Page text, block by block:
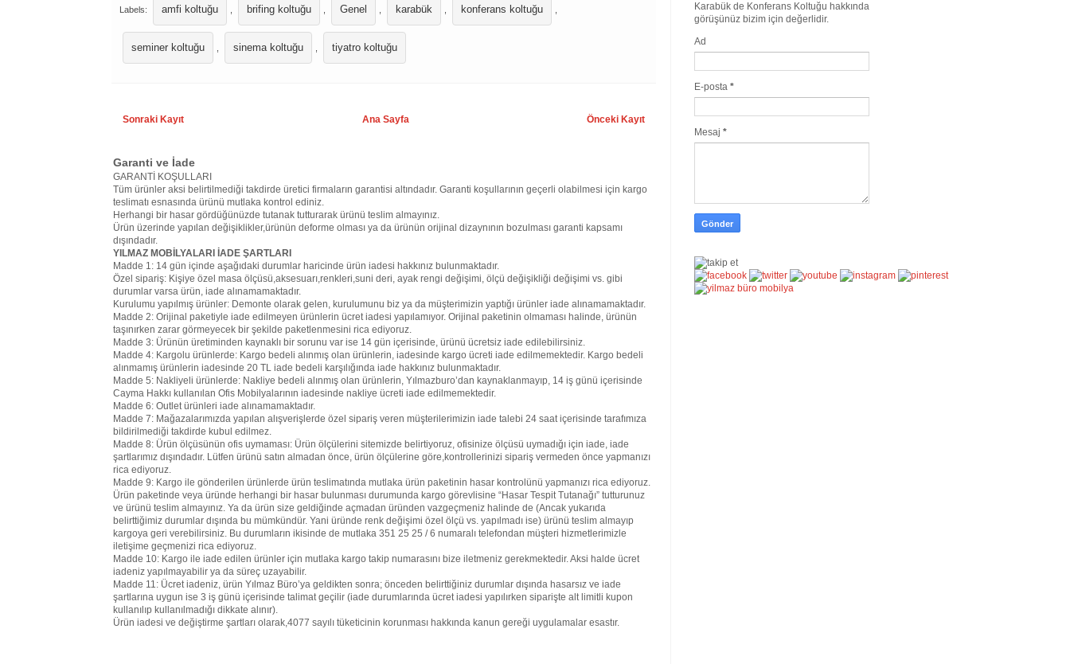
Labels: amfi koltuğu brifing koltuğu Genel karabük konferans koltuğu
seminer koltuğu sinema koltuğu tiyatro koltuğu
Sonraki Kayıt Önceki Kayıt
Ana Sayfa
Garanti ve İade
GARANTİ KOŞULLARI
Tüm ürünler aksi belirtilmediği takdirde üretici firmaların garantisi altındadır. Garanti koşullarının geçerli olabilmesi için kargo
teslimatı esnasında ürünü mutlaka kontrol ediniz.
Herhangi bir hasar gördüğünüzde tutanak tutturarak ürünü teslim almayınız.
Ürün üzerinde yapılan değişiklikler,ürünün deforme olması ya da ürünün orijinal dizaynının bozulması garanti kapsamı
dışındadır.
YILMAZ MOBİLYALARI İADE ŞARTLARI
Madde 1: 14 gün içinde aşağıdaki durumlar haricinde ürün iadesi hakkınız bulunmaktadır.
Özel sipariş: Kişiye özel masa ölçüsü,aksesuarı,renkleri,suni deri, ayak rengi değişimi, ölçü değişikliği değişimi vs. gibi
durumlar varsa ürün, iade alınamamaktadır.
Kurulumu yapılmış ürünler: Demonte olarak gelen, kurulumunu biz ya da müşterimizin yaptığı ürünler iade alınamamaktadır.
Madde 2: Orijinal paketiyle iade edilmeyen ürünlerin ücret iadesi yapılamıyor. Orijinal paketinin olmaması halinde, ürünün
taşınırken zarar görmeyecek bir şekilde paketlenmesini rica ediyoruz.
Madde 3: Ürünün üretiminden kaynaklı bir sorunu var ise 14 gün içerisinde, ürünü ücretsiz iade edilebilirsiniz.
Madde 4: Kargolu ürünlerde: Kargo bedeli alınmış olan ürünlerin, iadesinde kargo ücreti iade edilmemektedir. Kargo bedeli
alınmamış ürünlerin iadesinde 20 TL iade bedeli karşılığında iade hakkınız bulunmaktadır.
Madde 5: Nakliyeli ürünlerde: Nakliye bedeli alınmış olan ürünlerin, Yılmazburo’dan kaynaklanmayıp, 14 iş günü içerisinde
Cayma Hakkı kullanılan Ofis Mobilyalarının iadesinde nakliye ücreti iade edilmemektedir.
Madde 6: Outlet ürünleri iade alınamamaktadır.
Madde 7: Mağazalarımızda yapılan alışverişlerde özel sipariş veren müşterilerimizin iade talebi 24 saat içerisinde tarafımıza
bildirilmediği takdirde kubul edilmez.
Madde 8: Ürün ölçüsünün ofis uymaması: Ürün ölçülerini sitemizde belirtiyoruz, ofisinize ölçüsü uymadığı için iade, iade
şartlarımız dışındadır. Lütfen ürünü satın almadan önce, ürün ölçülerine göre,kontrollerinizi sipariş vermeden önce yapmanızı
rica ediyoruz.
Madde 9: Kargo ile gönderilen ürünlerde ürün teslimatında mutlaka ürün paketinin hasar kontrolünü yapmanızı rica ediyoruz.
Ürün paketinde veya üründe herhangi bir hasar bulunması durumunda kargo görevlisine “Hasar Tespit Tutanağı” tutturunuz
ve ürünü teslim almayınız. Ya da ürün size geldiğinde açmadan üründen vazgeçmeniz halinde de (Ancak yukarıda
belirttiğimiz durumlar dışında bu mümkündür. Yani üründe renk değişimi özel ölçü vs. yapılmadı ise) ürünü teslim almayıp
kargoya geri verebilirsiniz. Bu durumların ikisinde de mutlaka 351 25 25 / 6 numaralı telefondan müşteri hizmetlerimizle
iletişime geçmenizi rica ediyoruz.
Madde 10: Kargo ile iade edilen ürünler için mutlaka kargo takip numarasını bize iletmeniz gerekmektedir. Aksi halde ücret
iadeniz yapılmayabilir ya da süreç uzayabilir.
Madde 11: Ücret iadeniz, ürün Yılmaz Büro’ya geldikten sonra; önceden belirttiğiniz durumlar dışında hasarsız ve iade
şartlarına uygun ise 3 iş günü içerisinde talimat geçilir (iade durumlarında ücret iadesi yapılırken siparişte alt limitli kupon
kullanılıp kullanılmadığı dikkate alınır).
Ürün iadesi ve değiştirme şartları olarak,4077 sayılı tüketicinin korunması hakkında kanun gereği uygulamalar esastır.
Karabük de Konferans Koltuğu hakkında
görüşünüz bizim için değerlidir.
Ad
E-posta *
Mesaj *